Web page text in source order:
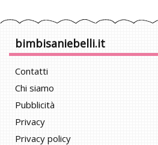
bimbisaniebelli.it
Contatti
Chi siamo
Pubblicità
Privacy
Privacy policy